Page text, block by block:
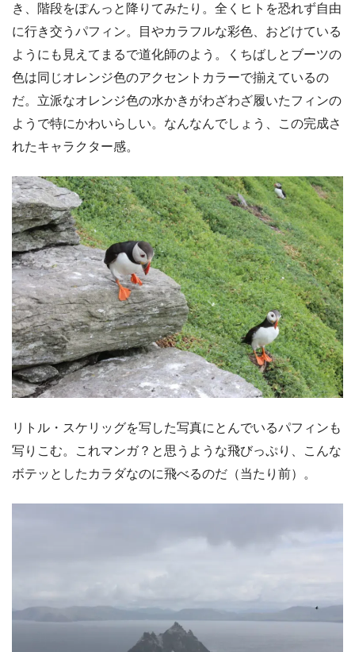
き、階段をぽんっと降りてみたり。全くヒトを恐れず自由
に行き交うパフィン。目やカラフルな彩色、おどけている
ようにも見えてまるで道化師のよう。くちばしとブーツの
色は同じオレンジ色のアクセントカラーで揃えているの
だ。立派なオレンジ色の水かきがわざわざ履いたフィンの
ようで特にかわいらしい。なんなんでしょう、この完成さ
れたキャラクター感。
リトル・スケリッグを写した写真にとんでいるパフィンも
写りこむ。これマンガ？と思うような飛びっぷり、こんな
ボテッとしたカラダなのに飛べるのだ（当たり前）。